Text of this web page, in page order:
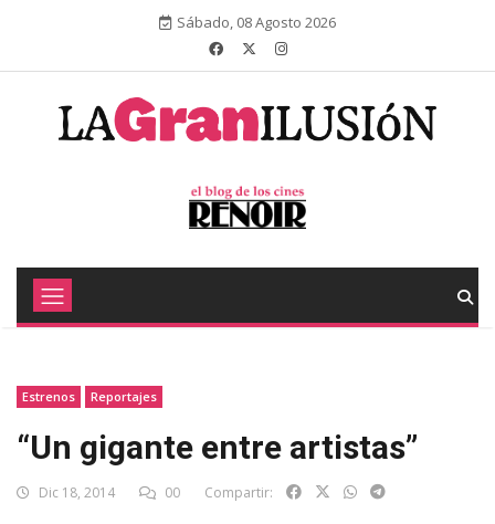
Sábado, 08 Agosto 2026
Estrenos Reportajes
“Un gigante entre artistas”
Dic 18, 2014 00 Compartir: